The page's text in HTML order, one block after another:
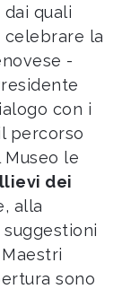
quali
celebrare la
-
con i
percorso
le
dei
alla
sono